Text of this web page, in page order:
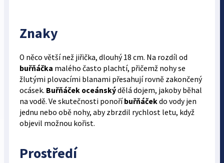
Znaky
O něco větší než jiřička, dlouhý 18 cm. Na rozdíl od
buřňáčka malého často plachtí, přičemž nohy se
žlutými plovacími blanami přesahují rovně zakončený
ocásek. Buřňáček oceánskýdělá dojem, jakoby běhal
na vodě. Ve skutečnosti ponoříbuřňáčekdo vody jen
jednu nebo obě nohy, aby zbrzdil rychlost letu, když
objevil možnou kořist.
Prostředí